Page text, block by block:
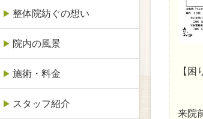
【困
来
整体院紡ぐの想い
院内の風景
施術・料金
スタッフ紹介